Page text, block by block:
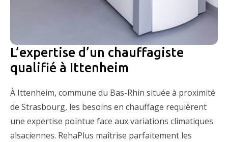
L’expertise d’un chauffagiste
qualifié à Ittenheim
À Ittenheim, commune du Bas-Rhin située à proximité
de Strasbourg, les besoins en chauffage requièrent
une expertise pointue face aux variations climatiques
alsaciennes. RehaPlus maîtrise parfaitement les